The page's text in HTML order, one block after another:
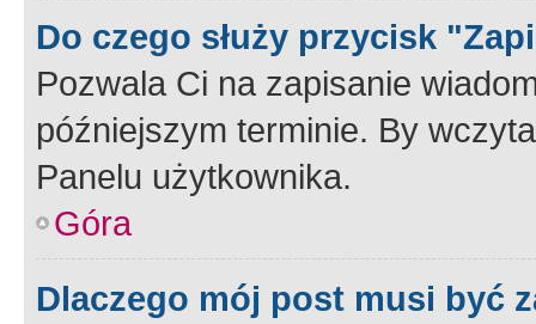
Do czego służy przycisk
Pozwala Ci na zapisanie
późniejszym terminie. By
Panelu użytkownika.
Góra
Dlaczego mój post musi być